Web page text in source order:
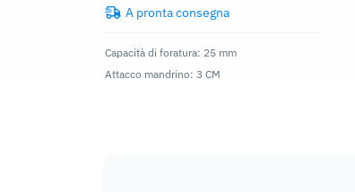
A pronta consegna
Capacità di foratura: 25 mm
Attacco mandrino: 3 CM